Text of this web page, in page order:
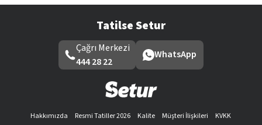
Tatilse Setur
Çağrı Merkezi
444 28 22
WhatsApp
Hakkımızda Resmi Tatiller 2026 Kalite Müşteri İlişkileri
KVKK